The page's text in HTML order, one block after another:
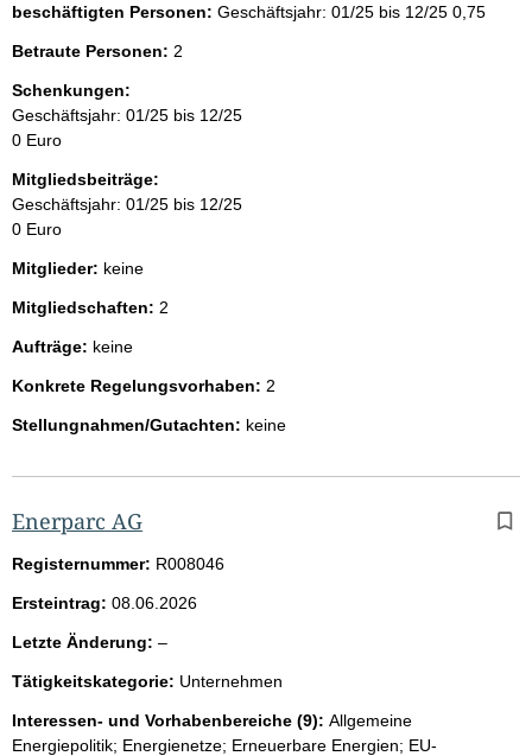
beschäftigten Personen: Geschäftsjahr: 01/25 bis 12/25 0,75
Betraute Personen: 2
Schenkungen:
Geschäftsjahr: 01/25 bis 12/25
0 Euro
Mitgliedsbeiträge:
Geschäftsjahr: 01/25 bis 12/25
0 Euro
Mitglieder: keine
Mitgliedschaften: 2
Aufträge: keine
Konkrete Regelungsvorhaben: 2
Stellungnahmen/Gutachten: keine
Enerparc AG
Registernummer: R008046
Ersteintrag: 08.06.2026
Letzte Änderung: –l
e
r
Tätigkeitskategorie: Unternehmen
Interessen- und Vorhabenbereiche (9): Allgemeine
Energiepolitik; Energienetze; Erneuerbare Energien; EU-